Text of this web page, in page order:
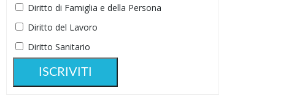
Diritto di Famiglia e della Persona
Diritto del Lavoro
Diritto Sanitario